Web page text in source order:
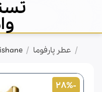
content
/ عطر پارفوما /
-28%